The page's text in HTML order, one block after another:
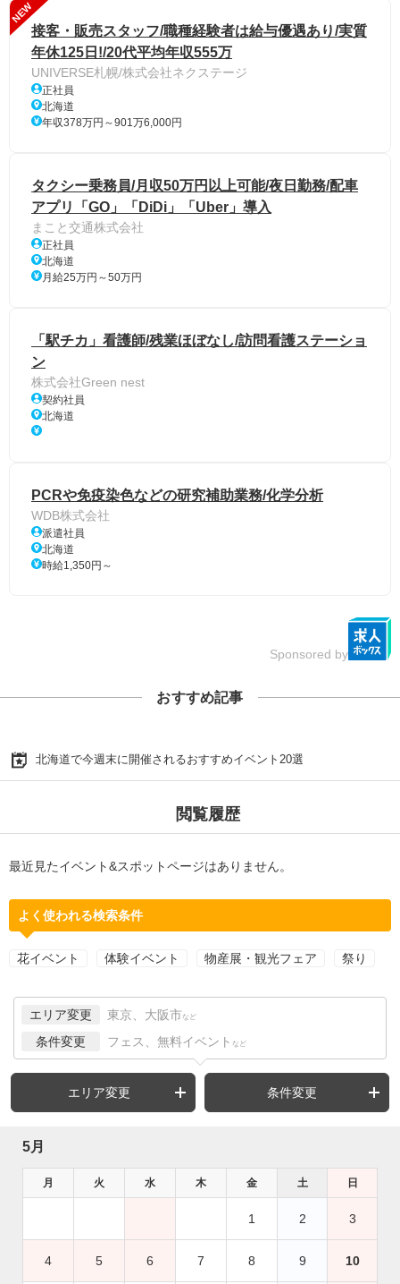
NEW
接客・販売スタッフ/職種経験者は給与優遇あり/実質
年休125日!/20代平均年収555万
UNIVERSE札幌/株式会社ネクステージ
正社員
北海道
年収378万円～901万6,000円
タクシー乗務員/月収50万円以上可能/夜日勤務/配車
アプリ「GO」「DiDi」「Uber」導入
まこと交通株式会社
正社員
北海道
月給25万円～50万円
「駅チカ」看護師/残業ほぼなし/訪問看護ステーショ
ン
株式会社Green nest
契約社員
北海道
PCRや免疫染色などの研究補助業務/化学分析
WDB株式会社
派遣社員
北海道
時給1,350円～
Sponsored by
おすすめ記事
北海道で今週末に開催されるおすすめイベント20選
閲覧履歴
最近見たイベント&スポットページはありません。
よく使われる検索条件
花イベント 体験イベント 物産展・観光フェア 祭り
エリア変更 東京、大阪市 など
条件変更 フェス、無料イベント など
エリア変更 条件変更
5月
月 火 水 木 金 土 日
1 2 3
4 5 6 7 8 9 10